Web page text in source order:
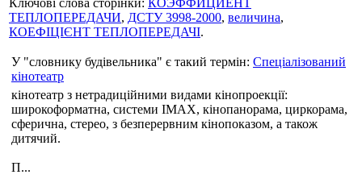
Ключові слова сторінки: КОЭФФИЦИЕНТ
ТЕПЛОПЕРЕДАЧИ, ДСТУ 3998-2000, величина,
КОЕФІЦІЄНТ ТЕПЛОПЕРЕДАЧІ.
У "словнику будівельника" є такий термін: Спеціалізований
кінотеатр
кінотеатр з нетрадиційними видами кінопроекції:
широкоформатна, системи ІМАХ, кінопанорама, циркорама,
сферична, стерео, з безперервним кінопоказом, а також
дитячий.
П...